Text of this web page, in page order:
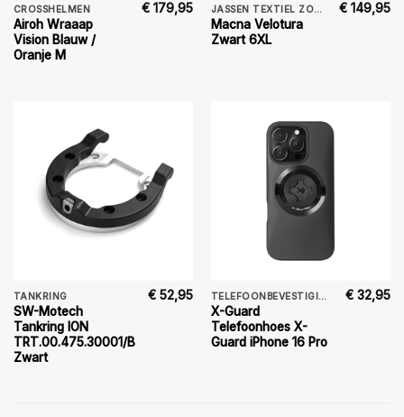
CROSSHELMEN
Airoh Wraaap
Vision Blauw /
Oranje M
€ 179,95 JASSEN TEXTIEL ZOMER
Macna Velotura
Zwart 6XL
€ 149,95
TANKRING
SW-Motech
Tankring ION
TRT.00.475.30001/B
Zwart
€ 52,95 TELEFOONBEVESTIGING
X-Guard
Telefoonhoes X-
Guard iPhone 16 Pro
€ 32,95